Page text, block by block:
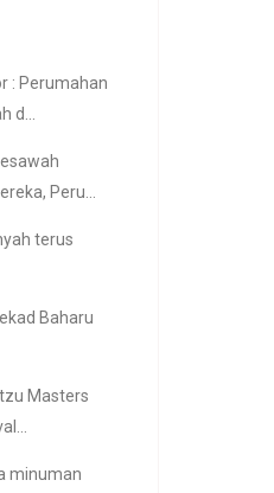
: Perumahan
d...
Peru...
terus
Baharu
Masters
minuman